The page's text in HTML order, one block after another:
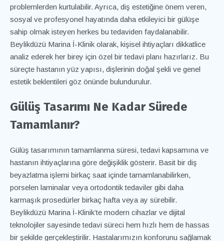
problemlerden kurtulabilir. Ayrıca, diş estetiğine önem veren,
sosyal ve profesyonel hayatında daha etkileyici bir gülüşe
sahip olmak isteyen herkes bu tedaviden faydalanabilir.
Beylikdüzü Marina İ-Klinik olarak, kişisel ihtiyaçları dikkatlice
analiz ederek her birey için özel bir tedavi planı hazırlarız. Bu
süreçte hastanın yüz yapısı, dişlerinin doğal şekli ve genel
estetik beklentileri göz önünde bulundurulur.
Gülüş Tasarımı Ne Kadar Sürede
Tamamlanır?
Gülüş tasarımının tamamlanma süresi, tedavi kapsamına ve
hastanın ihtiyaçlarına göre değişiklik gösterir. Basit bir diş
beyazlatma işlemi birkaç saat içinde tamamlanabilirken,
porselen laminalar veya ortodontik tedaviler gibi daha
karmaşık prosedürler birkaç hafta veya ay sürebilir.
Beylikdüzü Marina İ-Klinik’te modern cihazlar ve dijital
teknolojiler sayesinde tedavi süreci hem hızlı hem de hassas
bir şekilde gerçekleştirilir. Hastalarımızın konforunu sağlamak